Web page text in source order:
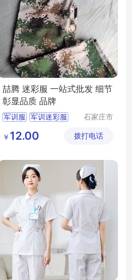
喆腾 迷彩服 一站式批发 细节
彰显品质 品牌
军训服 军训迷彩服
石家庄市
有限公司
￥ 12.00 拨打电话